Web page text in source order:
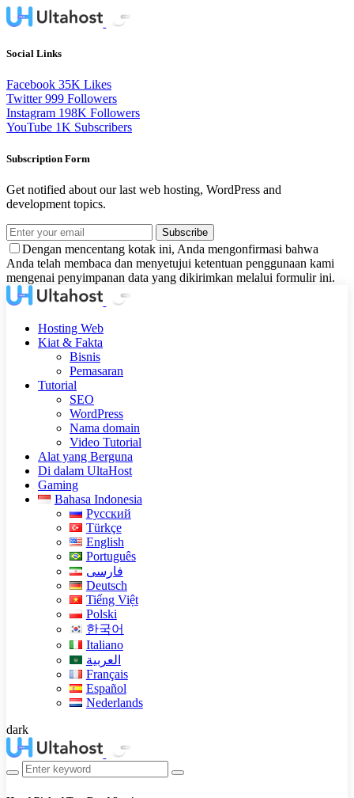
Social Links
Facebook 35K Likes
Twitter 999 Followers
Instagram 198K Followers
YouTube 1K Subscribers
Subscription Form
Get notified about our last web hosting, WordPress and
development topics.
Subscribe
Dengan mencentang kotak ini, Anda mengonfirmasi bahwa
Anda telah membaca dan menyetujui ketentuan penggunaan kami
mengenai penyimpanan data yang dikirimkan melalui formulir ini.
Hosting Web
Kiat & Fakta
Bisnis
Pemasaran
Tutorial
SEO
WordPress
Nama domain
Video Tutorial
Alat yang Berguna
Di dalam UltaHost
Gaming
Bahasa Indonesia
Русский
Türkçe
English
Português
فارسی
Deutsch
Tiếng Việt
Polski
한국어
Italiano
العربية
Français
Español
Nederlands
dark